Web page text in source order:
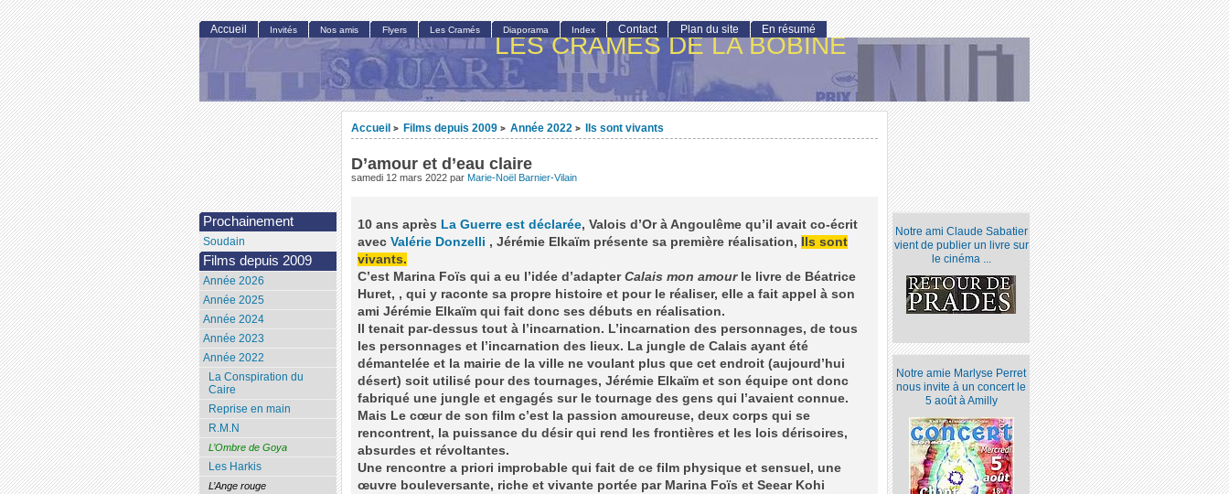
LES CRAMÉS DE LA BOBINE
Accueil > Films depuis 2009 > Année 2022 > Ils sont vivants
D’amour et d’eau claire
samedi 12 mars 2022 par Marie-Noël Barnier-Vilain
10 ans après La Guerre est déclarée, Valois d’Or à Angoulême qu’il avait co-écrit
avec Valérie Donzelli , Jérémie Elkaïm présente sa première réalisation,
Ils sont
vivants.
C’est Marina Foïs qui a eu l’idée d’adapter Calais mon amourle livre de Béatrice
Huret, , qui y raconte sa propre histoire et pour le réaliser, elle a fait appel à son
ami Jérémie Elkaïm qui fait donc ses débuts en réalisation.
Il tenait par-dessus tout à l’incarnation. L’incarnation des personnages, de tous
les personnages et l’incarnation des lieux. La jungle de Calais ayant été
démantelée et la mairie de la ville ne voulant plus que cet endroit (aujourd’hui
désert) soit utilisé pour des tournages, Jérémie Elkaïm et son équipe ont donc
fabriqué une jungle et engagés sur le tournage des gens qui l’avaient connue.
Mais Le cœur de son film c’est la passion amoureuse, deux corps qui se
rencontrent, la puissance du désir qui rend les frontières et les lois dérisoires,
absurdes et révoltantes.
Une rencontre a priori improbable qui fait de ce film physique et sensuel, une
œuvre bouleversante, riche et vivante portée par Marina Foïs et Seear Kohi
Notre ami Claude Sabatier
vient de publier un livre sur
le cinéma ...
Notre amie Marlyse Perret
nous invite à un concert le
5 août à Amilly
Accueil Invités Nos amis Flyers Les Cramés Diaporama Index Contact Plan du site En résumé
Prochainement
Soudain
Films depuis 2009
Année 2026
Année 2025
Année 2024
Année 2023
Année 2022
La Conspiration du
Caire
Reprise en main
R.M.N
L’Ombre de Goya
Les Harkis
L’Ange rouge